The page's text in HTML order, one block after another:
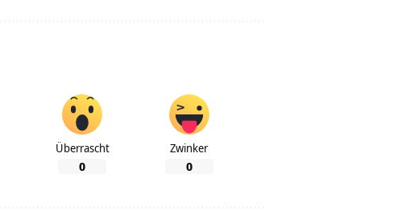
Überrascht
0
Zwinker
0